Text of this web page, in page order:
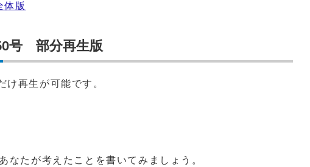
体版
号 部分再生版
け再生が可能です。
たが考えたことを書いてみましょう。